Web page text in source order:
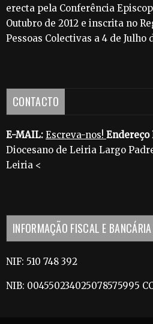
erecta pela Conferência
Outubro de 2012 e inscrita no
Pessoas Colectivas a 4 de Julho
CONTACTO
E-MAIL: Escreva-nos! Endereço
Diocesano de Leiria Largo
Leiria <
INFORMAÇÃO FISCAL E BANCÁRIA
NIF: 510 748 392
NIB: 004550234025078575995